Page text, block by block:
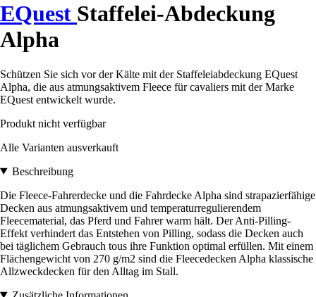
EQuest Staffelei-Abdeckung
Alpha
Schützen Sie sich vor der Kälte mit der Staffeleiabdeckung EQuest
Alpha, die aus atmungsaktivem Fleece für cavaliers mit der Marke
EQuest entwickelt wurde.
Produkt nicht verfügbar
Alle Varianten ausverkauft
Beschreibung
Die Fleece-Fahrerdecke und die Fahrdecke Alpha sind strapazierfähige
Decken aus atmungsaktivem und temperaturregulierendem
Fleecematerial, das Pferd und Fahrer warm hält. Der Anti-Pilling-
Effekt verhindert das Entstehen von Pilling, sodass die Decken auch
bei täglichem Gebrauch tous ihre Funktion optimal erfüllen. Mit einem
Flächengewicht von 270 g/m2 sind die Fleecedecken Alpha klassische
Allzweckdecken für den Alltag im Stall.